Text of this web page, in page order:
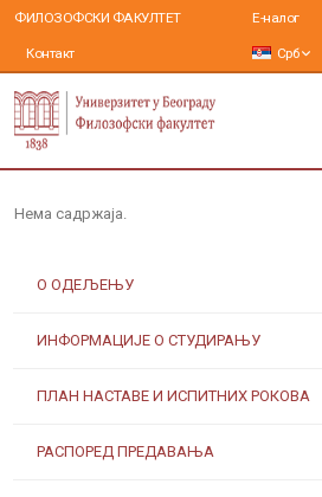
ФИЛОЗОФСКИ ФАКУЛТЕТ
Контакт
Е-налог
Срб
О ОДЕЉЕЊУ
ИНФОРМАЦИЈЕ О СТУДИРАЊУ
ПЛАН НАСТАВЕ И ИСПИТНИХ РОКОВА
РАСПОРЕД ПРЕДАВАЊА
Нема садржаја.